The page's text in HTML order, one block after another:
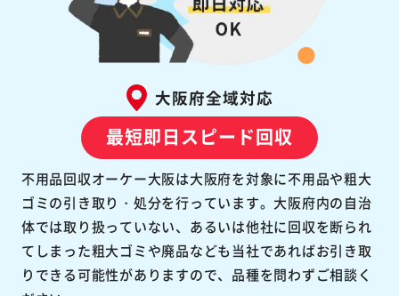
大阪府全域対応
最短即日スピード回収
不用品回収オーケー大阪は大阪府を対象に不用品や粗大
ゴミの引き取り・処分を行っています。大阪府内の自治
体では取り扱っていない、あるいは他社に回収を断られ
てしまった粗大ゴミや廃品なども当社であればお引き取
りできる可能性がありますので、品種を問わずご相談く